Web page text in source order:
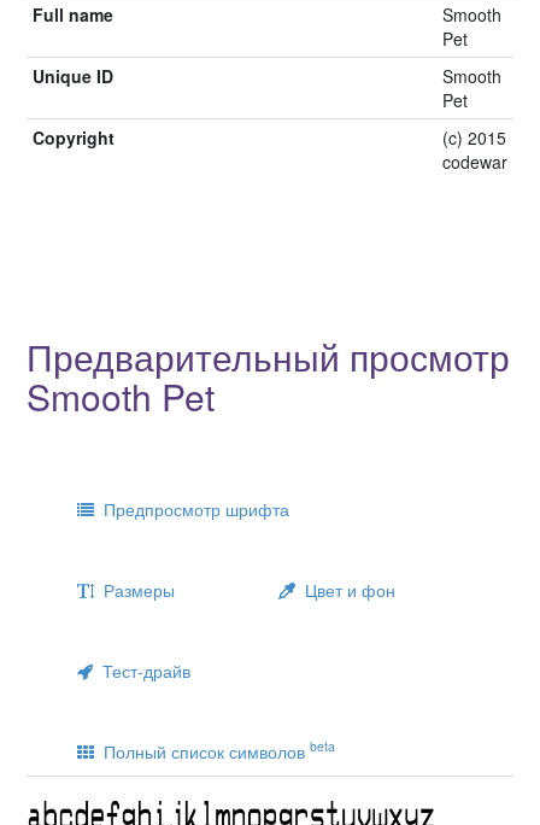
Full name
Smooth
Pet
Unique ID
Smooth
Pet
Copyright
(c) 2015
codewar
Предварительный просмотр
Smooth Pet
Предпросмотр шрифта
Размеры Цвет и фон
Тест-драйв
Полный список символов beta